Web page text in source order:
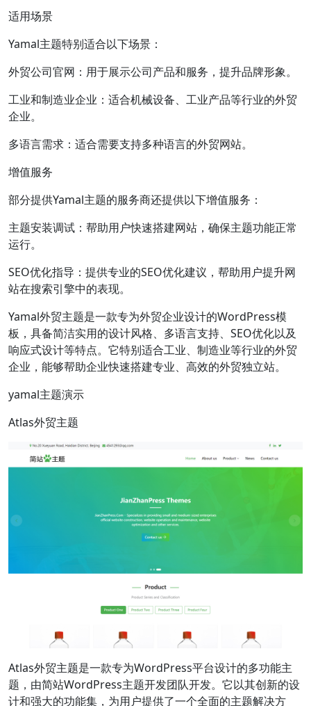
适用场景
Yamal主题特别适合以下场景：
外贸公司官网：用于展示公司产品和服务，提升品牌形象。
工业和制造业企业：适合机械设备、工业产品等行业的外贸
企业。
多语言需求：适合需要支持多种语言的外贸网站。
增值服务
部分提供Yamal主题的服务商还提供以下增值服务：
主题安装调试：帮助用户快速搭建网站，确保主题功能正常
运行。
SEO优化指导：提供专业的SEO优化建议，帮助用户提升网
站在搜索引擎中的表现。
Yamal外贸主题是一款专为外贸企业设计的WordPress模
板，具备简洁实用的设计风格、多语言支持、SEO优化以及
响应式设计等特点。它特别适合工业、制造业等行业的外贸
企业，能够帮助企业快速搭建专业、高效的外贸独立站。
yamal主题演示
Atlas外贸主题
Atlas外贸主题是一款专为WordPress平台设计的多功能主
题，由简站WordPress主题开发团队开发。它以其创新的设
计和强大的功能集，为用户提供了一个全面的主题解决方